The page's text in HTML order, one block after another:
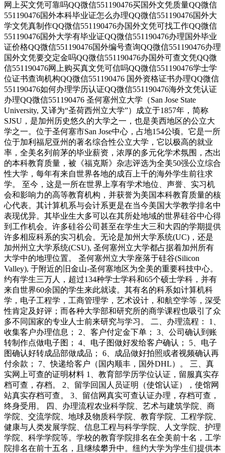
网上买文凭可靠吗QQ微信551190476买国外文凭质量QQ微信
551190476国外本科毕业证怎么办理QQ微信551190476国外大
学文凭真制作QQ微信551190476办国外文凭可找工作QQ微信
551190476国外大学有毕业证QQ微信551190476办理国外毕业
证价格QQ微信551190476国外编号查询QQ微信551190476办理
国外文凭要交定金吗QQ微信551190476办国外可查文凭QQ微
信551190476网上购买真文凭可信吗QQ微信551190476学士学
位证书查询机构QQ微信551190476 国外资格证书办理QQ微信
551190476如何办理学历认证QQ微信551190476海外文凭认证
办理QQ微信551190476 圣何塞州立大学（San Jose State
University, 又译为“圣荷西州立大学”）成立于1857年，简称
SJSU，是加州历史悠久的大学之一，也是美西地区的公立大
学之一。位于圣何塞市San Jose中心，占地154公顷。它是一所
位于加利福尼亚州的著名综合性公立大学，它以极高的就业
率，全美名列前茅的毕业薪资，浓厚的多元化学术氛围，杰出
的本科教育质量，被《福克斯》杂志评选为全美50强公立综合
性大学，每年有来自世界各地的成百上千的海外学生前往求
学。 至今，这是一所在世界上享有学术地位、声誉、实习机
会和影响力的高等教育机构，并获誉为美国本科教育质量的核
心代表。其计算机系与会计系更是在当今美国大学教学排名中
表现优异。其毕业生大多可以在其所处地域的世界硅谷中心得
到工作机会。许多硅谷公司甚至在学生大三和大四的学期提供
许多相应科系的实习机会。无论是加州大学系统(UC)，还是
加州州立大学系统(CSU), 圣何塞州立大学都占据着加州所有
大学中的地理位置。 圣何塞州立大学座落于硅谷(Silicon
Valley), 于附近的旧金山-圣何塞地区为全美的重要科技中心。
约有学生三万人，超过134种学士学科和65个硕士学科，并有
来自世界60余国的学生来此就读。其有名的科系如计算机科
学，电子工程学，工商管理学，艺术设计，和航空学等，深受
性肯定及好评；而各种大学部和研究所的商学课程也吸引了众
多不同国家的专业人士前来研究与学习。 二、办理流程： 1、
收集客户办理信息； 2、客户付定金下单； 3、公司确认到账
转制作点做电子图； 4、电子图做好发给客户确认； 5、电子
图确认好转成品部做成品； 6、成品做好拍照或者视频确认再
付余款； 7、快递给客户（国内顺丰，国外DHL）。 三、真
实网上可查的证明材料 1、教育部学历学位认证，留服真实存
档可查，存档。 2、留学回国人员证明（使馆认证），使馆网
站真实存档可查。 3、留信网真实可查认证办理，存档可查，
终身受用。 四、办理流程农业科学院、艺术与建筑学院、商
学院、交流学院、地球及物质科学院、教育学院、工程学院、
健康与人类发展学院、信息工程与科学学院、人文学院、护理
学院、科学学院等。学校的教育学院排名在全美前十名，工学
院排名在前十五名，且继续攀升中。纽约大学为学生们提供本